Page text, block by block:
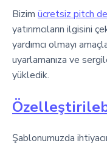
Bizim ücretsiz pitch
yatırımcıların ilgisini
yardımcı olmayı
uyarlamanıza ve
yükledik.
Şablonumuzda